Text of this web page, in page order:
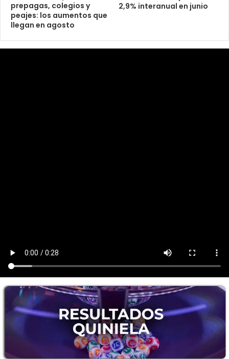
prepagas, colegios y
peajes: los aumentos que
llegan en agosto
2,9% interanual en junio